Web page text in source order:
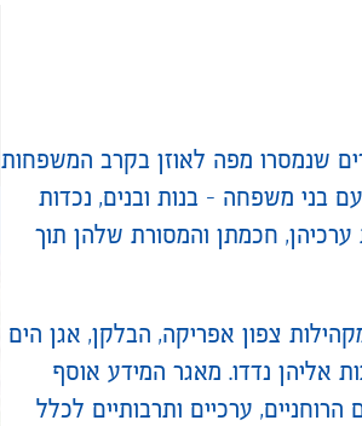
שנמסרו מפה לאוזן בקרב המשפחות
בני משפחה – בנות ובנים, נכדות
ערכיהן, חכמתן והמסורת שלהן תוך
צפון אפריקה, הבלקן, אגן הים
אליהן נדדו. מאגר המידע אוסף
ערכיים ותרבותיים לכלל